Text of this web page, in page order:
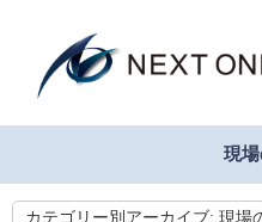
現
カテゴリー別アーカイブ: 現場